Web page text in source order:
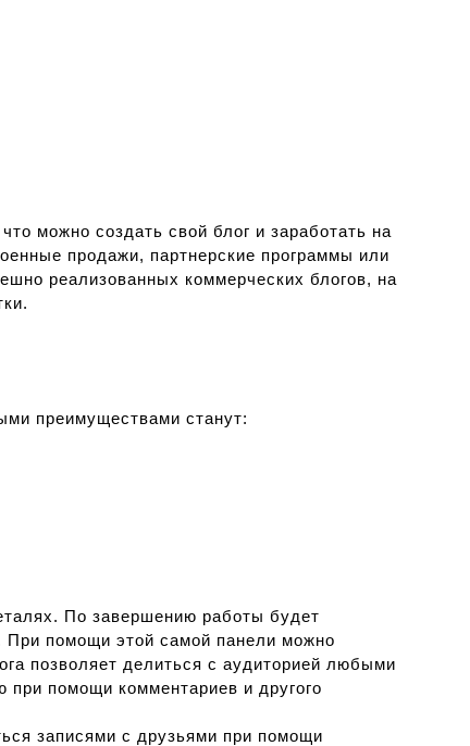
можно создать свой блог и заработать на
продажи, партнерские программы или
реализованных коммерческих блогов, на
преимуществами станут:
По завершению работы будет
При помощи этой самой панели можно
позволяет делиться с аудиторией любыми
помощи комментариев и другого
записями с друзьями при помощи